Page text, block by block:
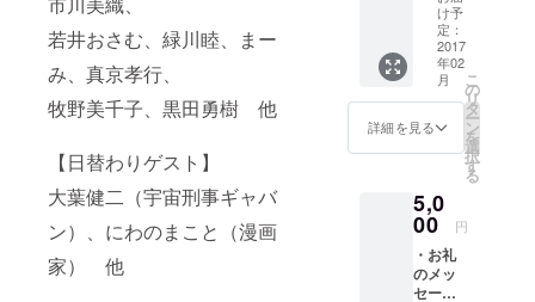
若井おさむ、緑川睦、まー
み、真京孝行、
牧野美千子、黒田勇樹 他
【日替わりゲスト】
大葉健二（宇宙刑事ギャバ
ン）、にわのまこと（漫画
家） 他
【戯曲Ｏｐ
ｅｒａｔｉ
ｏｎ】
・江頭美智
留脚本【こ
と～築地寿
真はイ
メージ
です
け予
定：
2017
年02
月
詳細を見る
こ
の
リ
タ
ー
ン
を
選
択
す
る
5,0
00 円
・お礼
のメッ
セージ